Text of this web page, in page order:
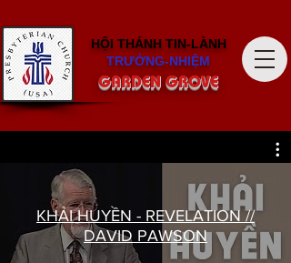
HỘI THÁNH TIN-LÀNH
TRƯỞNG-NHIỆM
GARDEN GROVE
KHẢI HUYỀN - REVELATION //
DAVID PAWSON